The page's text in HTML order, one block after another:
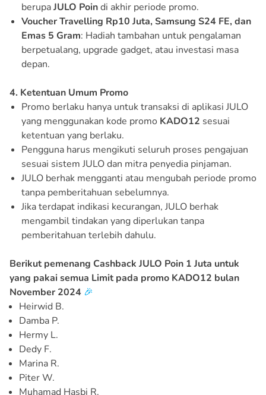
berupaJULO Poindi akhir periode promo.
Voucher Travelling Rp10 Juta, Samsung S24 FE, dan
Emas 5 Gram: Hadiah tambahan untuk pengalaman
berpetualang, upgrade gadget, atau investasi masa
depan.
4. Ketentuan Umum Promo
Promo berlaku hanya untuk transaksi di aplikasi JULO
yang menggunakan kode promo KADO12 sesuai
ketentuan yang berlaku.
Pengguna harus mengikuti seluruh proses pengajuan
sesuai sistem JULO dan mitra penyedia pinjaman.
JULO berhak mengganti atau mengubah periode promo
tanpa pemberitahuan sebelumnya.
Jika terdapat indikasi kecurangan, JULO berhak
mengambil tindakan yang diperlukan tanpa
pemberitahuan terlebih dahulu.
Berikut pemenang Cashback JULO Poin 1 Juta untuk
yang pakai semua Limit pada promo KADO12 bulan
November 2024 🎉
Heirwid B.
Damba P.
Hermy L.
Dedy F.
Marina R.
Piter W.
Muhamad Hasbi R.